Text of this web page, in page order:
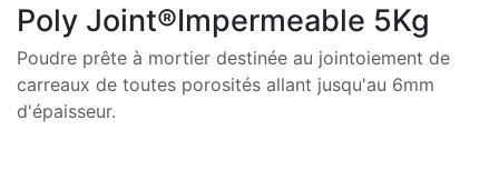
Poly Joint®Impermeable 5Kg
Poudre prête à mortier destinée au jointoiement de
carreaux de toutes porosités allant jusqu'au 6mm
d'épaisseur.